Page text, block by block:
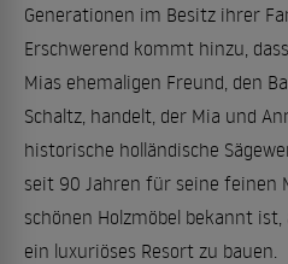
Generationen im Besitz ihrer
Erschwerend kommt hinzu,
Mias ehemaligen Freund, den
Schaltz, handelt, der Mia und
historische holländische
seit 90 Jahren für seine feinen
schönen Holzmöbel bekannt
ein luxuriöses Resort zu bauen.